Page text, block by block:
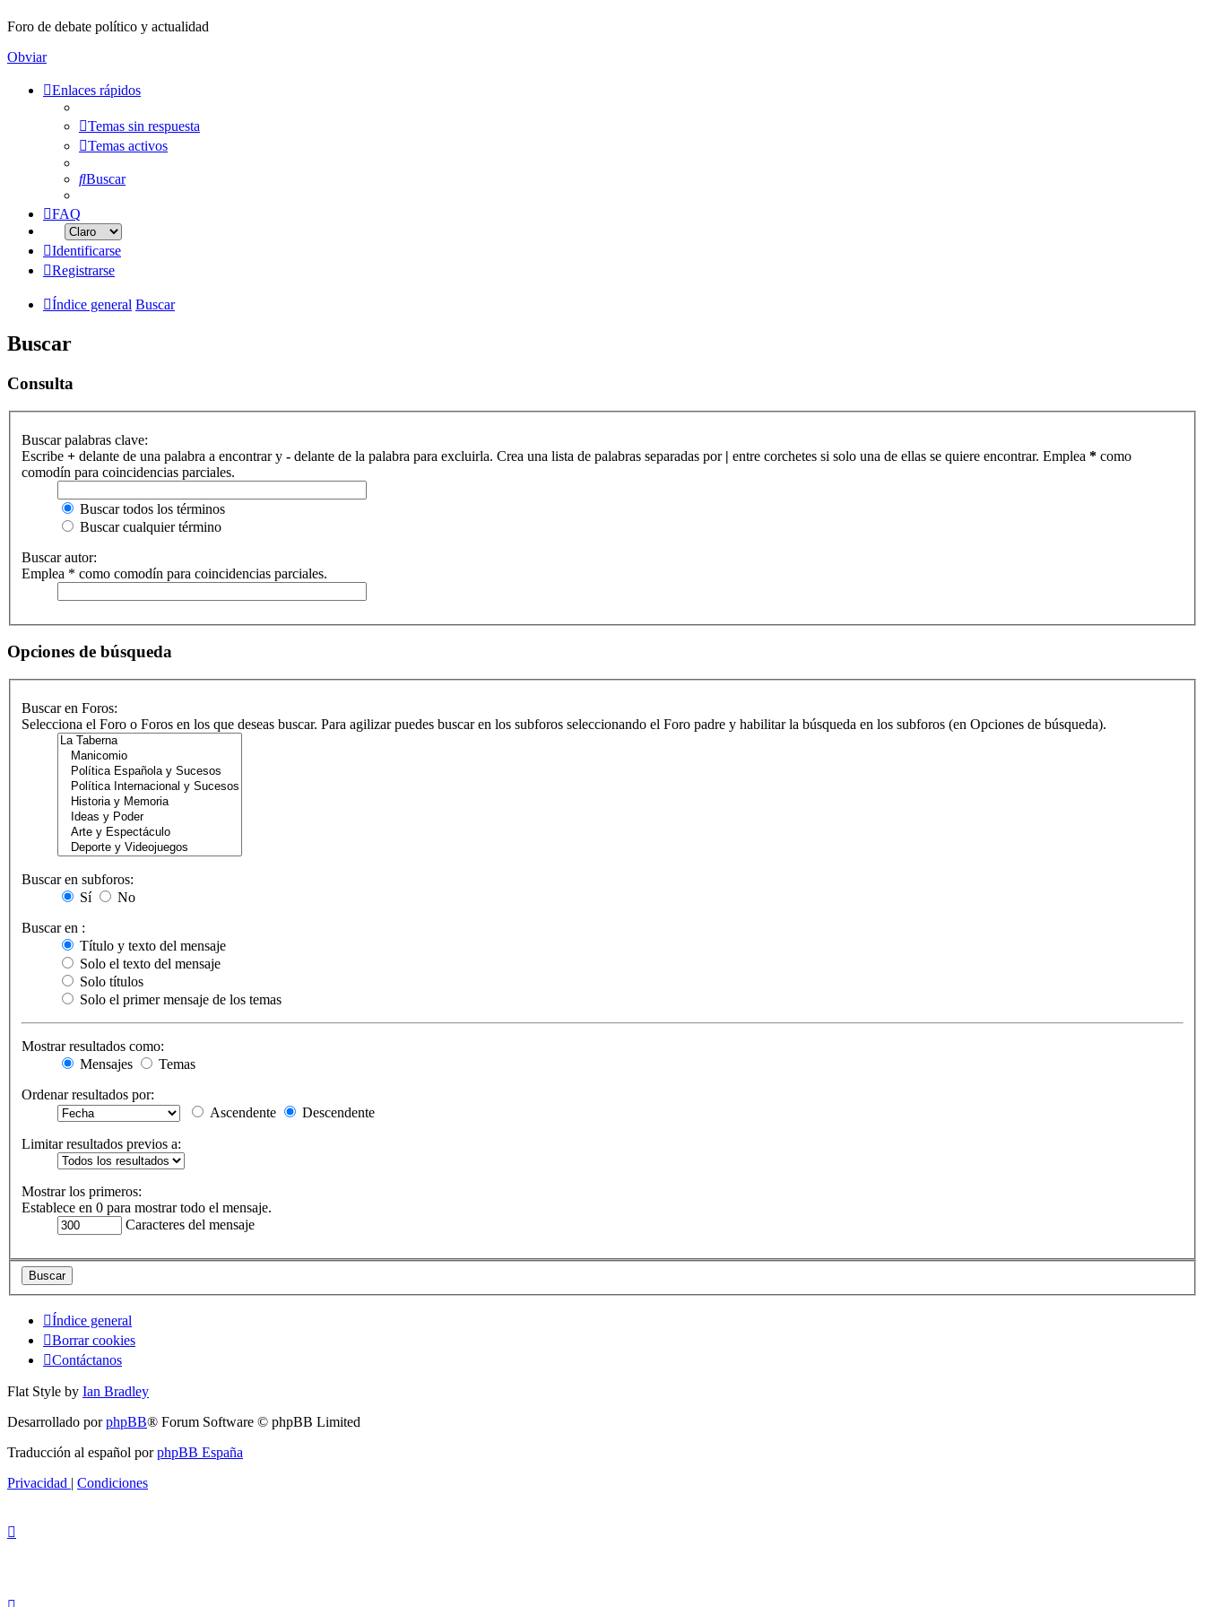
Foro de debate político y actualidad
Obviar
Enlaces rápidos
Temas sin respuesta
Temas activos
Buscar
FAQ
Identificarse
Registrarse
Índice general Buscar
Buscar
Consulta
Buscar palabras clave:
Escribe + delante de una palabra a encontrar y - delante de la palabra para excluirla. Crea una lista de palabras separadas por | entre corchetes si solo una de ellas se quiere encontrar. Emplea * como
comodín para coincidencias parciales.
Buscar todos los términos
Buscar cualquier término
Buscar autor:
Emplea * como comodín para coincidencias parciales.
Opciones de búsqueda
Buscar en Foros:
Selecciona el Foro o Foros en los que deseas buscar. Para agilizar puedes buscar en los subforos seleccionando el Foro padre y habilitar la búsqueda en los subforos (en Opciones de búsqueda).
Buscar en subforos:
Sí
No
Buscar en :
Título y texto del mensaje
Solo el texto del mensaje
Solo títulos
Solo el primer mensaje de los temas
Mostrar resultados como:
Mensajes
Temas
Ordenar resultados por:
Ascendente
Descendente
Limitar resultados previos a:
Mostrar los primeros:
Establece en 0 para mostrar todo el mensaje.
Caracteres del mensaje
Índice general
Borrar cookies
Contáctanos
Flat Style by Ian Bradley
Desarrollado porphpBB® Forum Software © phpBB Limited
Traducción al español porphpBB España
Privacidad | Condiciones